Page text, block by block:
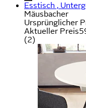
Esstisch ,
Mäusbacher
Ursprünglicher
Aktueller Preis
(2)